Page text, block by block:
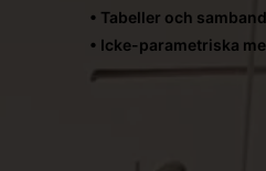
• Tabeller och samband
• Icke-parametriska